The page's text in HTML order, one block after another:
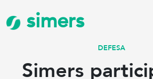
simers
DEFESA
Simers